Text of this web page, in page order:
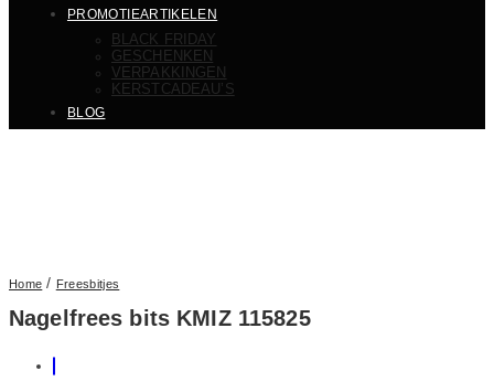
PROMOTIEARTIKELEN
BLACK FRIDAY
GESCHENKEN
VERPAKKINGEN
KERSTCADEAU’S
BLOG
Home / Freesbitjes
Nagelfrees bits KMIZ 115825